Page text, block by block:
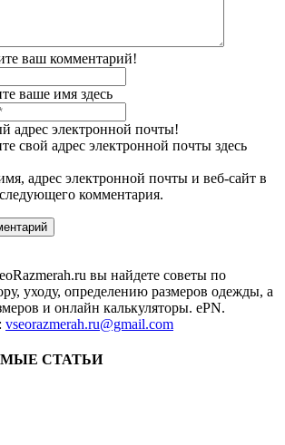
ваш комментарий!
ваше имя здесь
адрес электронной почты!
свой адрес электронной почты здесь
адрес электронной почты и веб-сайт в
комментария.
вы найдете советы по
уходу, определению размеров одежды, а
и онлайн калькуляторы. ePN.
vseorazmerah.ru@gmail.com
СТАТЬИ